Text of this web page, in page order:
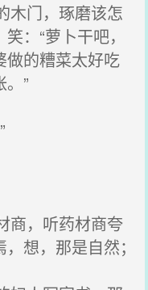
木门，琢磨该怎
：“萝卜干吧，
做的糟菜太好吃
”
商，听药材商夸
想，那是自然；